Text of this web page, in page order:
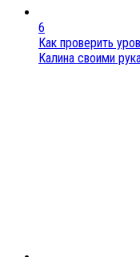
6
Как проверить
Калина своими